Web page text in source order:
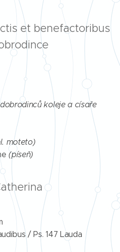
et benefactoribus
koleje a císaře
moteto)
(píseň)
/ Ps. 147 Lauda